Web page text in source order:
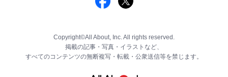
Copyright©All About, Inc. All rights reserved.
掲載の記事・写真・イラストなど、
すべてのコンテンツの無断複写・転載・公衆送信等を禁じます。